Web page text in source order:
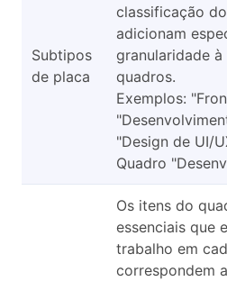
Subtipos
de placa
classificação
adicionam
granularidade
quadros.
Exemplos:
"Design de UI/
Quadro
Os itens do
essenciais que
trabalho em
correspondem